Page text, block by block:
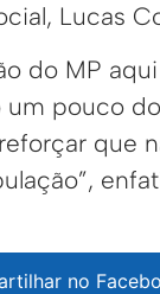
Lucas
do MP
pouco
que
no